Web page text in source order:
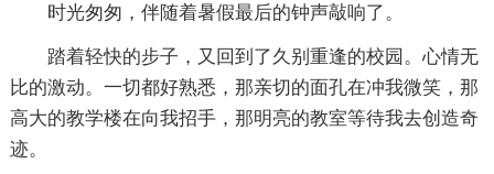
时光匆匆，伴随着暑假最后的钟声敲响了。
踏着轻快的步子，又回到了久别重逢的校园。心情无
比的激动。一切都好熟悉，那亲切的面孔在冲我微笑，那
高大的教学楼在向我招手，那明亮的教室等待我去创造奇
迹。